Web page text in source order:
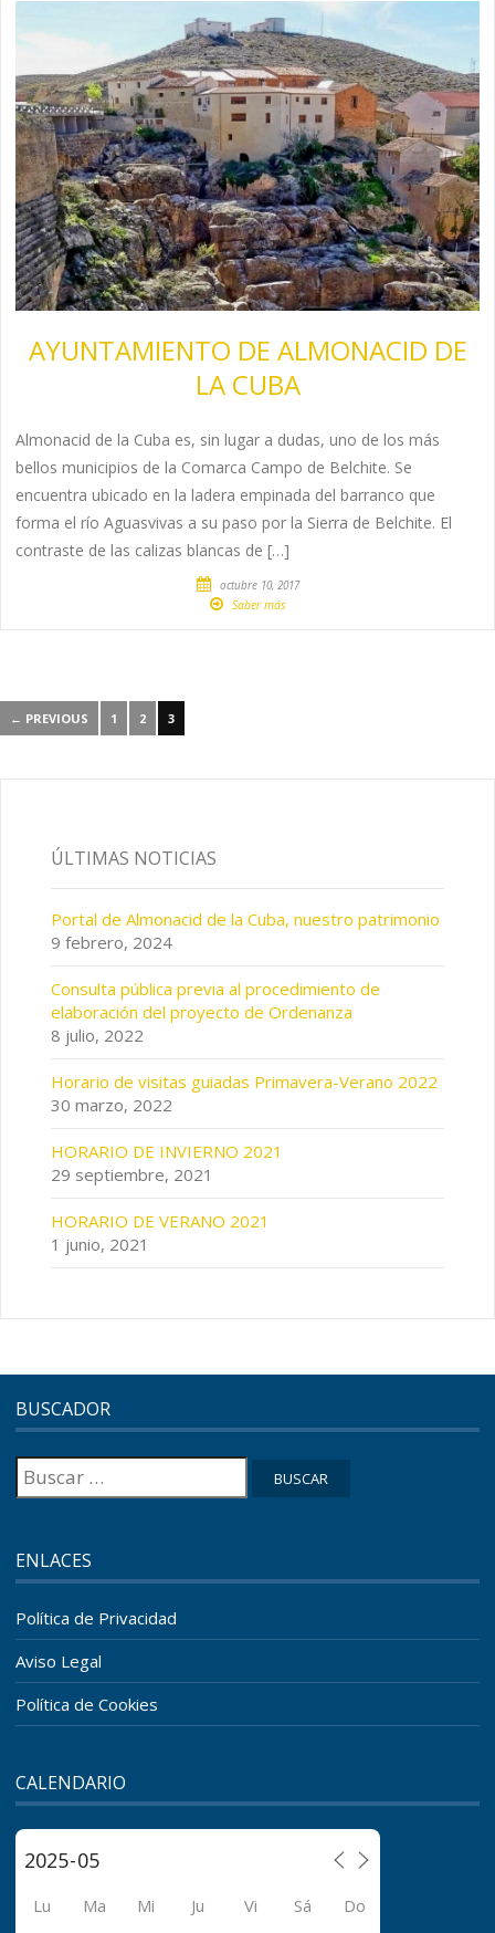
AYUNTAMIENTO DE ALMONACID DE
LA CUBA
Almonacid de la Cuba es, sin lugar a dudas, uno de los más
bellos municipios de la Comarca Campo de Belchite. Se
encuentra ubicado en la ladera empinada del barranco que
forma el río Aguasvivas a su paso por la Sierra de Belchite. El
contraste de las calizas blancas de […]
octubre 10, 2017
Saber más
← PREVIOUS 1 2 3
ÚLTIMAS NOTICIAS
Portal de Almonacid de la Cuba, nuestro patrimonio
9 febrero, 2024
Consulta pública previa al procedimiento de
elaboración del proyecto de Ordenanza
8 julio, 2022
Horario de visitas guiadas Primavera-Verano 2022
30 marzo, 2022
HORARIO DE INVIERNO 2021
29 septiembre, 2021
HORARIO DE VERANO 2021
1 junio, 2021
BUSCADOR
Buscar:
ENLACES
Política de Privacidad
Aviso Legal
Política de Cookies
CALENDARIO
Lu Ma Mi Ju Vi Sá Do